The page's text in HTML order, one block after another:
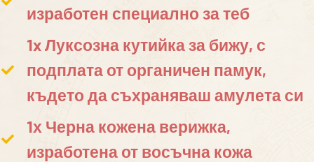
изработен специално за теб
1x Луксозна кутийка за бижу, с
подплата от органичен памук,
където да съхраняваш амулета си
1х Черна кожена верижка,
изработена от восъчна кожа